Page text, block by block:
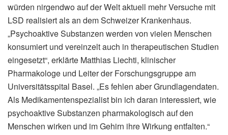
würden nirgendwo auf der Welt aktuell mehr Versuche mit
LSD realisiert als an dem Schweizer Krankenhaus.
„Psychoaktive Substanzen werden von vielen Menschen
konsumiert und vereinzelt auch in therapeutischen Studien
eingesetzt“, erklärte Matthias Liechti, klinischer
Pharmakologe und Leiter der Forschungsgruppe am
Universitätsspital Basel. „Es fehlen aber Grundlagendaten.
Als Medikamentenspezialist bin ich daran interessiert, wie
psychoaktive Substanzen pharmakologisch auf den
Menschen wirken und im Gehirn ihre Wirkung entfalten.“